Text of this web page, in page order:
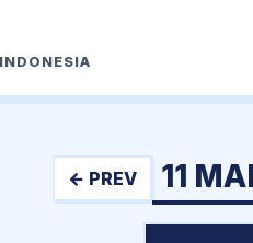
← PREV 11